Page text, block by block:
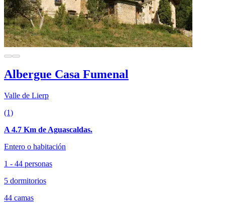
Albergue Casa Fumenal
Valle de Lierp
(1)
A 4.7 Km de Aguascaldas.
Entero o habitación
1 - 44 personas
5 dormitorios
44 camas